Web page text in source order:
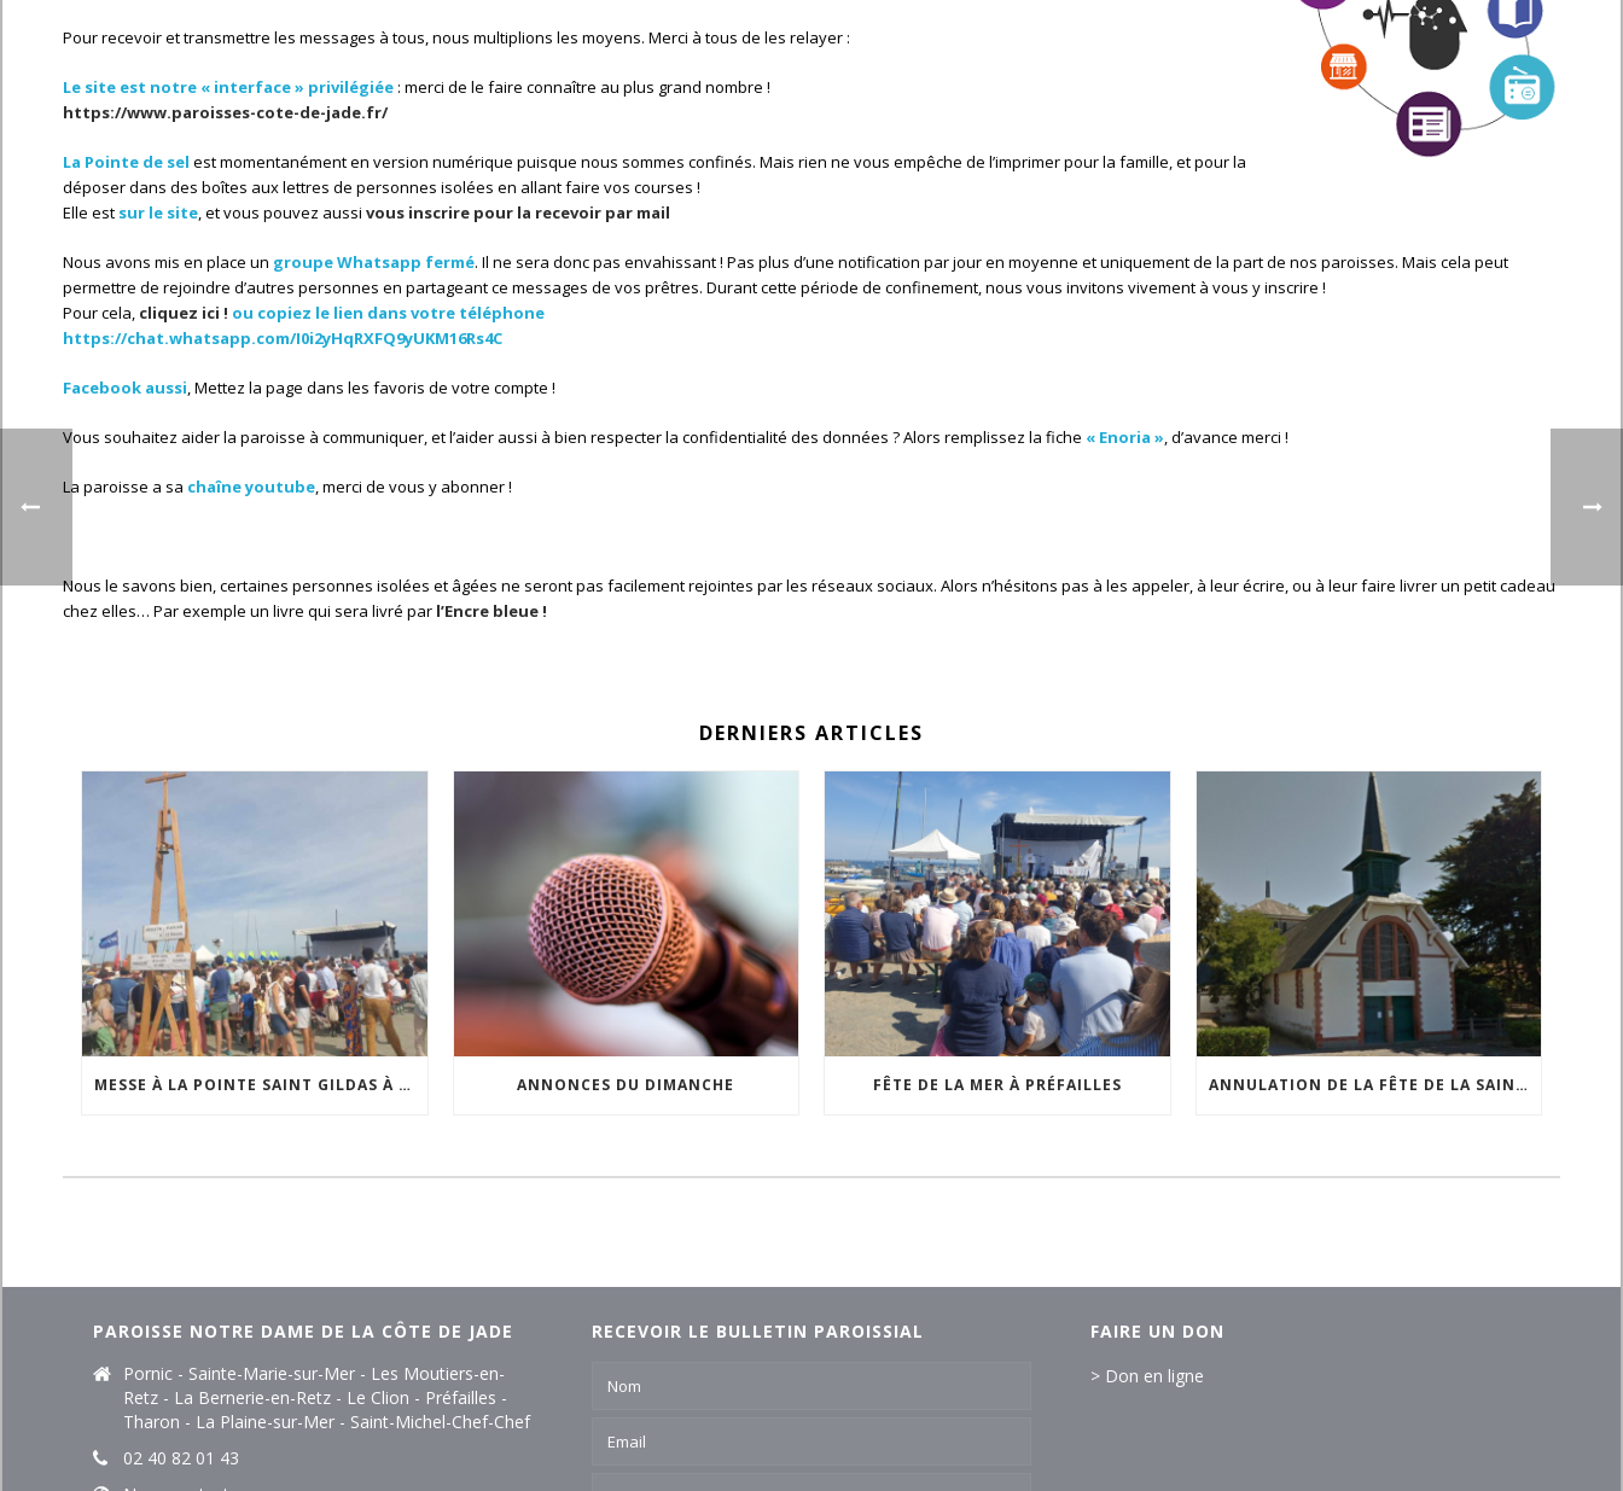
Pour recevoir et transmettre les messages à tous, nous multiplions les moyens. Merci à tous de les relayer :
Le site est notre « interface » privilégiée : merci de le faire connaître au plus grand nombre !
https://www.paroisses-cote-de-jade.fr/
La Pointe de sel est momentanément en version numérique puisque nous sommes confinés. Mais rien ne vous empêche de l’imprimer pour la famille, et pour la
déposer dans des boîtes aux lettres de personnes isolées en allant faire vos courses !
Elle est sur le site, et vous pouvez aussi vous inscrire pour la recevoir par mail
Nous avons mis en place un groupe Whatsapp fermé. Il ne sera donc pas envahissant ! Pas plus d’une notification par jour en moyenne et uniquement de la part de nos paroisses. Mais cela peut
permettre de rejoindre d’autres personnes en partageant ce messages de vos prêtres. Durant cette période de confinement, nous vous invitons vivement à vous y inscrire !
Pour cela, cliquez ici ! ou copiez le lien dans votre téléphone
https://chat.whatsapp.com/I0i2yHqRXFQ9yUKM16Rs4C
Facebook aussi, Mettez la page dans les favoris de votre compte !
Vous souhaitez aider la paroisse à communiquer, et l’aider aussi à bien respecter la confidentialité des données ? Alors remplissez la fiche « Enoria », d’avance merci !
La paroisse a sa chaîne youtube, merci de vous y abonner !
Nous le savons bien, certaines personnes isolées et âgées ne seront pas facilement rejointes par les réseaux sociaux. Alors n’hésitons pas à les appeler, à leur écrire, ou à leur faire livrer un petit cadeau
chez elles… Par exemple un livre qui sera livré par l’Encre bleue !
DERNIERS ARTICLES
MESSE À LA POINTE SAINT GILDAS À L’OCCASION DE LA FÊTE DE LA MER ANNONCES DU DIMANCHE FÊTE DE LA MER À PRÉFAILLES ANNULATION DE LA FÊTE DE LA SAINTE ANNE À COMBERGE
PAROISSE NOTRE DAME DE LA CÔTE DE JADE
Pornic - Sainte-Marie-sur-Mer - Les Moutiers-en-
Retz - La Bernerie-en-Retz - Le Clion - Préfailles -
Tharon - La Plaine-sur-Mer - Saint-Michel-Chef-Chef
02 40 82 01 43
RECEVOIR LE BULLETIN PAROISSIAL
FAIRE UN DON
> Don en ligne